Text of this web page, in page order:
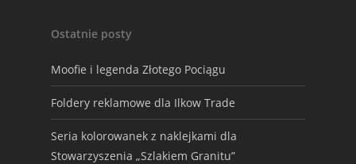
Ostatnie posty
Moofie i legenda Złotego Pociągu
Foldery reklamowe dla Ilkow Trade
Seria kolorowanek z naklejkami dla
Stowarzyszenia „Szlakiem Granitu”